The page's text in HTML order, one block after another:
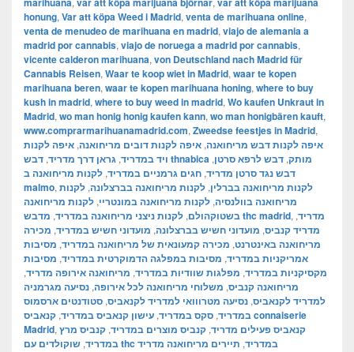
honung, Var att köpa Weed i Madrid, venta de marihuana online,
venta de menudeo de marihuana en madrid, viajo de alemania a
madrid por cannabis, viajo de noruega a madrid por cannabis,
vicente calderon marihuana, von Deutschland nach Madrid für
Cannabis Reisen, Waar te koop wiet in Madrid, waar te kopen
marihuana beren, waar te kopen marihuana honing, where to buy
kush in madrid, where to buy weed in madrid, Wo kaufen Unkraut in
Madrid, wo man honig honig kaufen kann, wo man honigbären kauft,
www.comprarmarihuanamadrid.com, Zweedse feestjes in Madrid,
איפה לקנות דבש מריחואנה, איפה לקנות דובים מריחואנה, איפה לקנות
ויד במדריד, גראן דרך מדריד, דבש thnabica מותק, דבש לרפא סרטן,
דבש נגד סרטן מדריד, חגים גרמניים במדריד, לקנות מריחואנה ב
malmo, לקנות מריחואנה בברלין, לקנות מריחואנה בברצלונה, לקנות
מריחואנה בוולנסיה, לקנות מריחואנה במונטריי, לקנות מריחואנה
בשטוקהולם, לקנות ניצני מריחואנה במדריד, מדבש thc madrid, מדריד,
מדריד קנביס, מועדוני חשיש בברצלונה, מועדוני חשיש במדריד, מכירה
מריחואנה באינטרנט, מכירה קמעונאית של מריחואנה במדריד, מסיבות
אמריקניות במדריד, מסיבות במפלגה הדמוקרטית במדריד, מסיבות
מקסיקניות במדריד, מפלגות שוודיות במדריד, מריחואנה אירופה מדריד,
מריחואנה קנביס, משלוחי מריחואנה לכל אירופה, נסיעה מגרמניה
למדריד לקנאביס, נסיעה מטרווואי למדריד לקנאביס, סטודנטים ארסמוס
במדריד, סקס במדריד, עישון קנאביס במדריד, קנאביס connaiserie
Madrid, קנאביס פעילים מדריד, קנביס מוצרים במדריד, קנביס מרץ
במדריד, שוקולדים עם thc במדריד, תיירים מריחואנה מדריד